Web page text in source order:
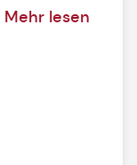
Mehr lesen